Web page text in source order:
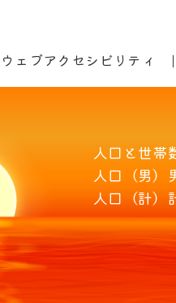
ウェブアクセシビリティ
人口と世帯
人口（男）
人口（計）